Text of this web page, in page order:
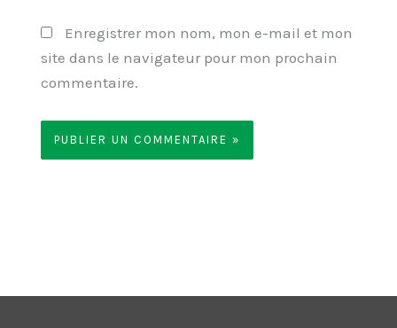
Enregistrer mon nom, mon e-mail et mon
site dans le navigateur pour mon prochain
commentaire.